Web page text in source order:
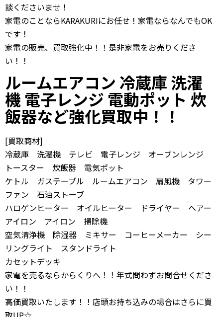
談くださいませ！
家電のことならKARAKURIにお任せ！家電ならなんでもOK
です！
家電の販売、買取強化中！！是非家電をお売りくださ
い！！
ルームエアコン 冷蔵庫 洗濯
機電子レンジ電動ポット 炊
飯器など強化買取中！！
[買取商材]
冷蔵庫 洗濯機 テレビ 電子レンジ オーブンレンジ
トースター 炊飯器 電気ポット
ケトル ガステーブル ルームエアコン 扇風機 タワー
ファン 石油ストーブ
ハロゲンヒーター オイルヒーター ドライヤー ヘアー
アイロン アイロン 掃除機
空気清浄機 除湿器 ミキサー コーヒーメーカー シー
リングライト スタンドライト
カセットデッキ
家電を売るならからくりへ！！年式問わずお問合せくださ
い！！
高価買取いたします！！店頭お持ち込みの場合はさらに買